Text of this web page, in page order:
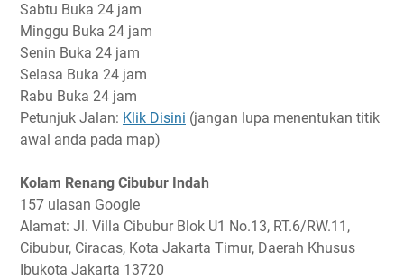
Sabtu Buka 24 jam
Minggu Buka 24 jam
Senin Buka 24 jam
Selasa Buka 24 jam
Rabu Buka 24 jam
Petunjuk Jalan: Klik Disini (jangan lupa menentukan titik
awal anda pada map)
Kolam Renang Cibubur Indah
157 ulasan Google
Alamat: Jl. Villa Cibubur Blok U1 No.13, RT.6/RW.11,
Cibubur, Ciracas, Kota Jakarta Timur, Daerah Khusus
Ibukota Jakarta 13720